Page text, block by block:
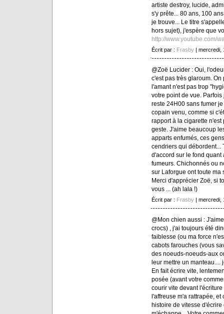
artiste destroy, lucide,
s'y prête... 80 ans, 100
je trouve... Le titre
hors sujet), j'espère que
http://www.youtube.com/
Écrit par : Frasby| mercredi,
@Zoë Lucider : Oui,
c'est pas très glaroum.
l'amant n'est pas trop
votre point de vue.
reste 24H00 sans fumer
copain venu, comme si
rapport à la cigarette
geste. J'aime beaucoup
apparts enfumés, ces
cendriers qui débordent...
d'accord sur le fond quant
fumeurs. Chichonnés ou
sur Laforgue ont toute ma
Merci d'apprécier Zoë, si
vous ... (ah lala !)
Écrit par : Frasby| mercredi,
@Mon chien aussi :
crocs) , j'ai toujours été
faiblesse (ou ma force
cabots farouches (vous
des noeuds-noeuds-aux
leur mettre un manteau....
En fait écrire vite,
posée (avant votre
courir vite devant
l'affreuse m'a rattrapée, et
histoire de vitesse